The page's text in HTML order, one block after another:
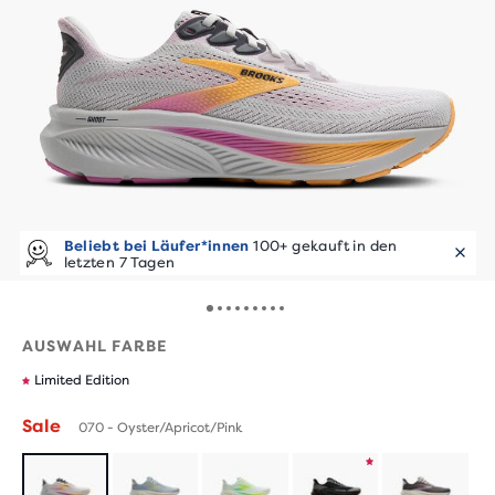
Beliebt bei Läufer*innen 100+ gekauft in den
letzten 7 Tagen
AUSWAHL FARBE
Limited Edition
Sale 070 - Oyster/Apricot/Pink